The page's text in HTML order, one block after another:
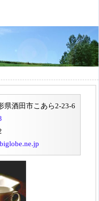
県酒田市こあら2-23-6